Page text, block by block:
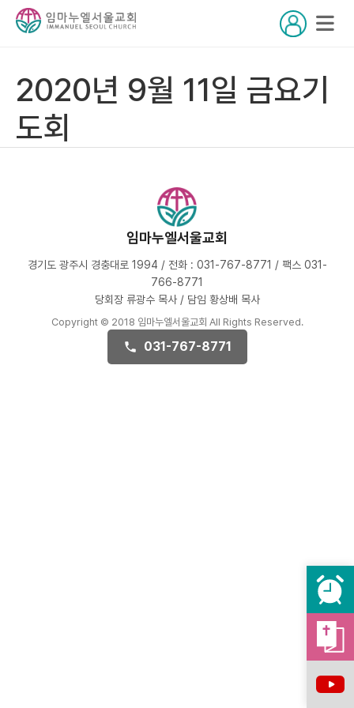
2020년 9월 11일 금요기
도회
임마누엘서울교회
경기도 광주시 경충대로 1994 / 전화 : 031-767-8771 / 팩스 031-
766-8771
당회장 류광수 목사 / 담임 황상배 목사
Copyright © 2018 임마누엘서울교회 All Rights Reserved.
031-767-8771